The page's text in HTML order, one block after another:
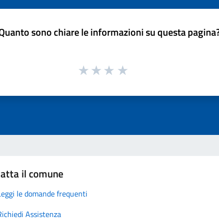
sono chiare le informazioni su questa
il comune
le domande frequenti
Assistenza